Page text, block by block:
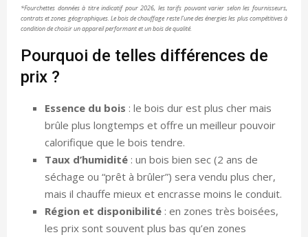
*Fourchettes données à titre indicatif pour 2026, les tarifs pouvant varier selon les fournisseurs,
contrats et zones géographiques. Le bois de chauffage reste l’une des énergies les plus compétitives à
condition de choisir un appareil performant et un bois de qualité.
Pourquoi de telles différences de
prix ?
Essence du bois : le bois dur est plus cher mais
brûle plus longtemps et offre un meilleur pouvoir
calorifique que le bois tendre.
Taux d’humidité : un bois bien sec (2 ans de
séchage ou “prêt à brûler”) sera vendu plus cher,
mais il chauffe mieux et encrasse moins le conduit.
Région et disponibilité : en zones très boisées,
les prix sont souvent plus bas qu’en zones